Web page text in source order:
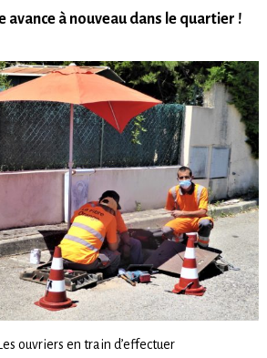
avance à nouveau dans le quartier !
Les ouvriers en train d’effectuer